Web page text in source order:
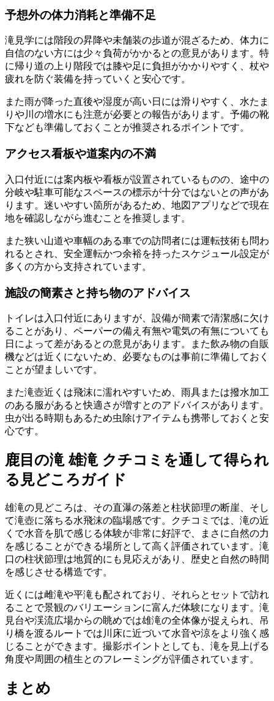
予想外の体力消耗と準備不足
滝見学には階段の昇降や未舗装の歩道が混ざるため、体力に
自信のない方には少々負荷がかかるとの意見があります。特
に帰り道の上り階段では膝や足に負担がかかりやすく、杖や
疲れを防ぐ装備を持っていくと安心です。
また雨が降った直後や湿度が高い日には滑りやすく、水たま
りや川の増水にも注意が必要との報告があります。予備の靴
下なども準備しておくことが推奨されるポイントです。
アクセス看板や道案内の不満
入口付近には案内板や看板が設置されているものの、途中の
分岐や駐車可能なスペースの標示が十分ではないとの声があ
ります。迷いやすい箇所があるため、地図アプリなどで現在
地を確認しながら進むことを推奨します。
また狭い山道や車幅のある車での訪問者には運転技術も問わ
れるとされ、安全運転かつ余裕を持ったスケジュール設定が
多くの方から支持されています。
施設の簡素さと持ち物のアドバイス
トイレは入口付近にありますが、設備が簡素で清潔感に欠け
ることがあり、ペーパーの備え有無や電気の有無についても
日によって差があるとの意見があります。また飲み物の自販
機などは近くにないため、必要なものは事前に準備しておく
ことが望ましいです。
また滝壺近くは飛沫に濡れやすいため、雨具または撥水加工
のある服があると快適さが増すとのアドバイスがあります。
虫が出る時期もあるため虫除けアイテムも携帯しておくと安
心です。
鹿目の滝 雄滝 クチコミを通して得られ
る見どころガイド
雄滝の見どころは、その直瀑の落差と柱状節理の断崖、そし
て滝壺に落ちる水飛沫の臨場感です。クチコミでは、滝の近
くで水音を肌で感じる体験が非常に好評で、まさに自然の力
を感じることができる場所として高く評価されています。滝
口の柱状節理は地質的にも見応えがあり、歴史と自然の時間
を感じさせる構造です。
近くには雌滝や平滝も配されており、それらとセットで訪れ
ることで景観のバリエーションに富んだ体験になります。滝
見台や渓流広場からの眺めでは雄滝の全体像が捉えられ、吊
り橋を渡るルートでは川床に近づいて水音や涼をより強く感
じることができます。撮影ポイントとしても、滝を見上げる
角度や周囲の植生とのフレーミングが評価されています。
まとめ